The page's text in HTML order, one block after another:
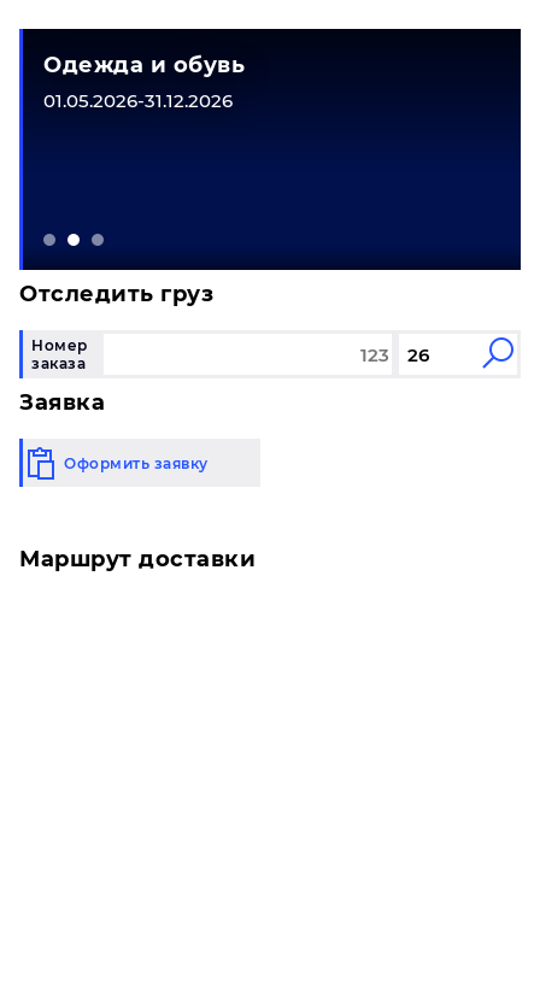
Одежда и обувь
01.05.2026-31.12.2026
Отследить груз
Номер
заказа
Заявка
Оформить заявку
Маршрут доставки